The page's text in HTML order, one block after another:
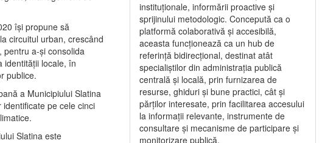
își propune să
circuitul urban, crescând
pentru a-şi consolida
identităţii locale, în
publice.
a Municipiului Slatina
pe cele cinci
Slatina este
instituționale, informării proactive și
sprijinului metodologic. Concepută ca o
platformă colaborativă și accesibilă,
aceasta funcționează ca un hub de
referință bidirecțional, destinat atât
specialiștilor din administrația publică
centrală și locală, prin furnizarea de
resurse, ghiduri și bune practici, cât și
părților interesate, prin facilitarea accesului
la informații relevante, instrumente de
consultare și mecanisme de participare și
monitorizare publică.